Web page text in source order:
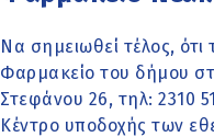
Να σημειωθεί τέλος, ότι
Φαρμακείο του δήμου
Στεφάνου 26, τηλ: 2310
Κέντρο υποδοχής των